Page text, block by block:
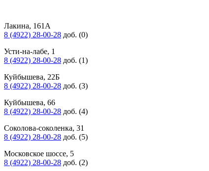
Лакина, 161А
8 (4922) 28-00-28 доб. (0)
Усти-на-лабе, 1
8 (4922) 28-00-28 доб. (1)
Куйбышева, 22Б
8 (4922) 28-00-28 доб. (3)
Куйбышева, 66
8 (4922) 28-00-28 доб. (4)
Соколова-соколенка, 31
8 (4922) 28-00-28 доб. (5)
Московское шоссе, 5
8 (4922) 28-00-28 доб. (2)